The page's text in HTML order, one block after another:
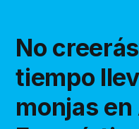
No
tiempo
monjas